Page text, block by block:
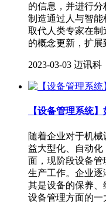
的信息，并进行
制造通过人与智
取代人类专家在
的概念更新，扩展
2023-03-03 迈讯科
【设备管理系统
随着企业对于机
益大型化、自动
面，现阶段设备
生产工作。企业
其是设备的保养、
设备管理方面的一